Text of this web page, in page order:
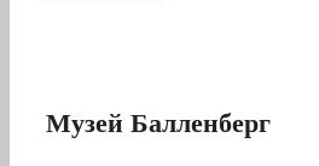
Музей Балленберг